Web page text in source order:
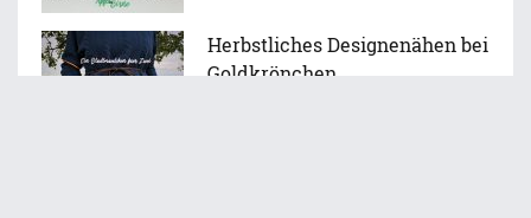
Herbstliches Designenähen bei
Goldkrönchen.